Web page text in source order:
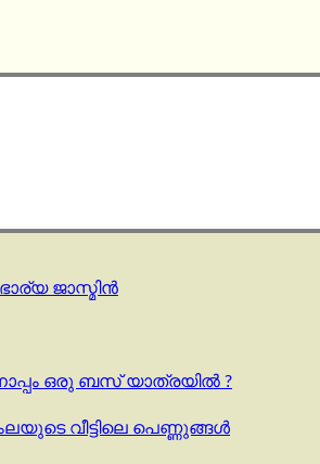
ജാസ്മിൻ
ഒരു ബസ് യാത്രയിൽ ?
വീട്ടിലെ പെണ്ണുങ്ങൾ